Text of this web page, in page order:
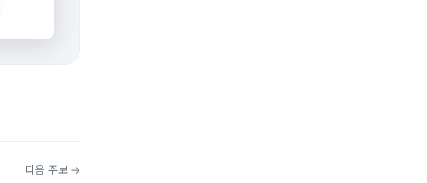
다음 주보 →